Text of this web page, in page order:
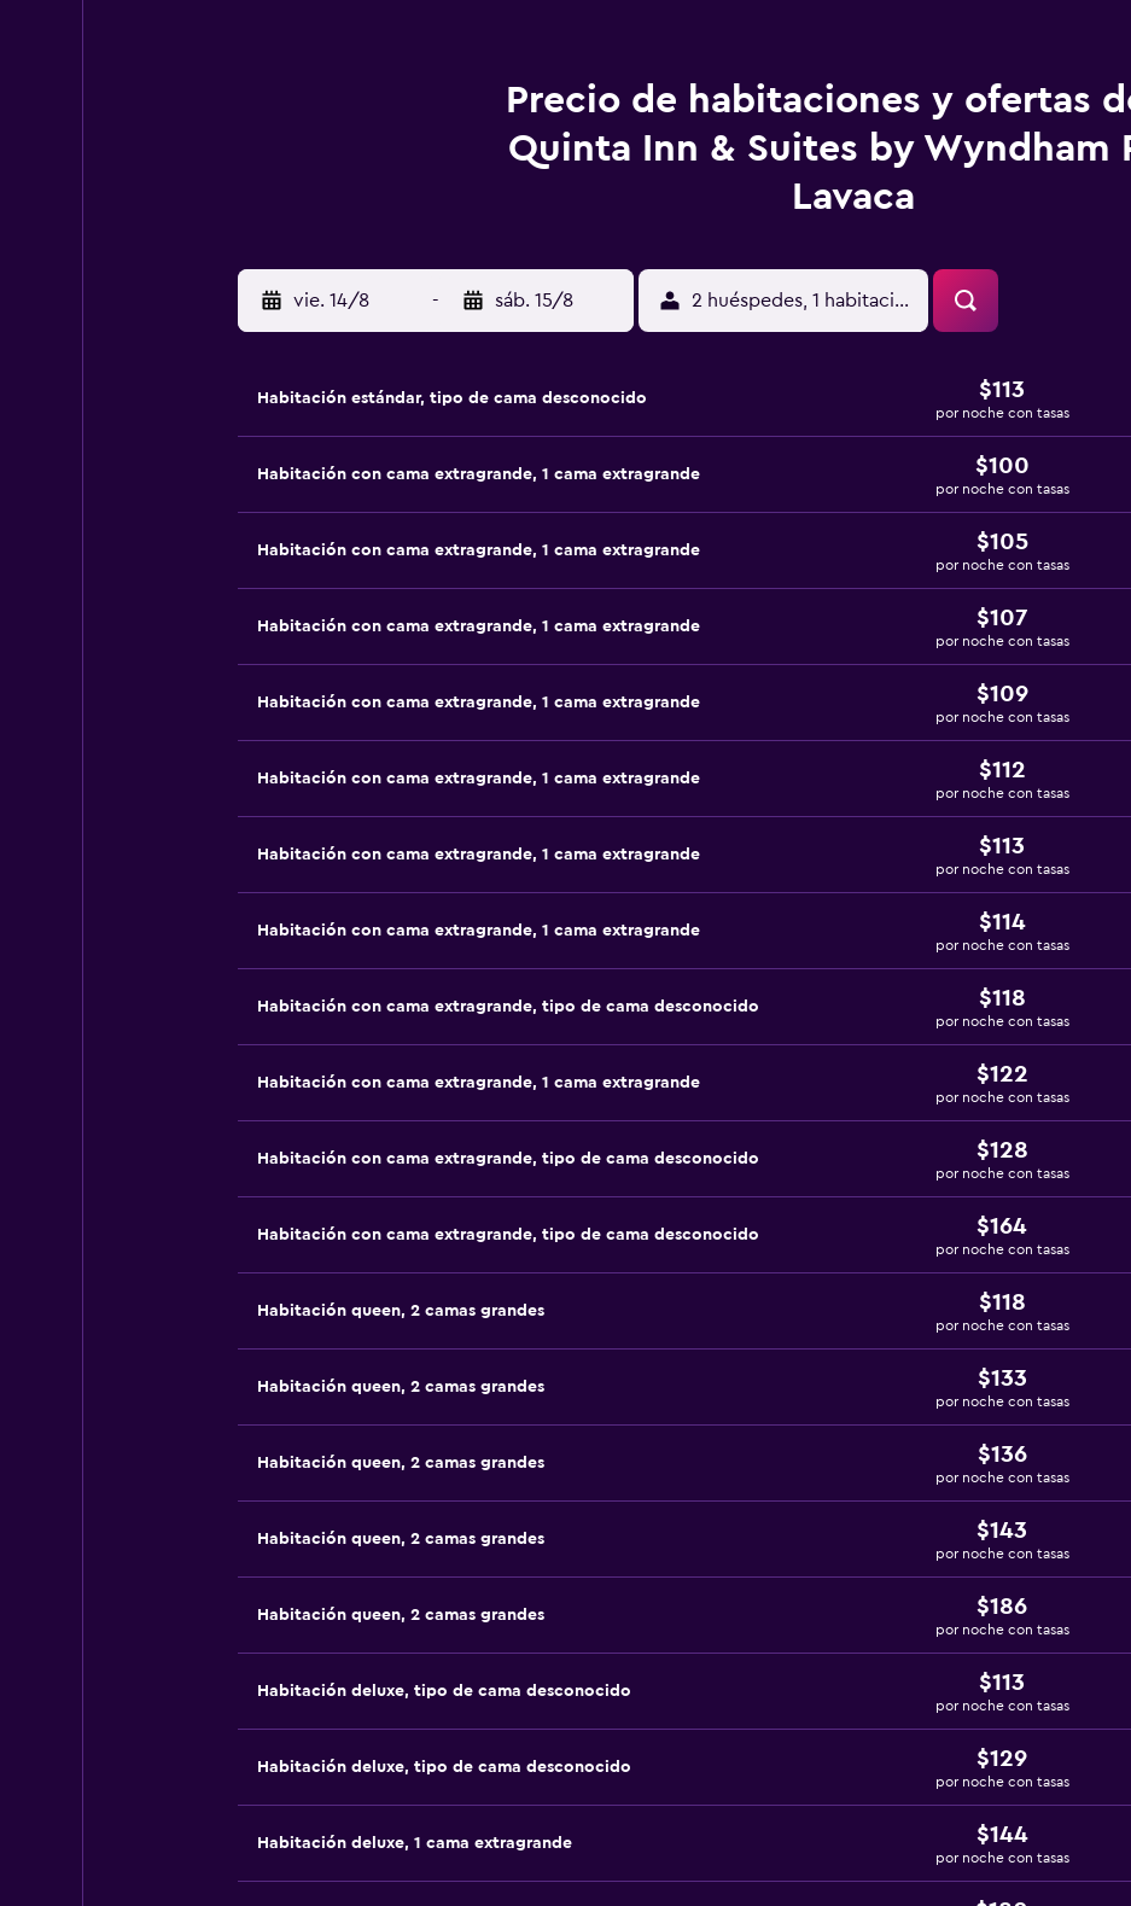
Precio de habitaciones y ofertas
Quinta Inn & Suites by Wyndham
Lavaca
vie. 14/8 - sáb. 15/8 2 huéspedes, 1 habitación
Habitación estándar, tipo de cama desconocido $113
por noche con tasas
Habitación con cama extragrande, 1 cama extragrande $100
por noche con tasas
Habitación con cama extragrande, 1 cama extragrande $105
por noche con tasas
Habitación con cama extragrande, 1 cama extragrande $107
por noche con tasas
Habitación con cama extragrande, 1 cama extragrande $109
por noche con tasas
Habitación con cama extragrande, 1 cama extragrande $112
por noche con tasas
Habitación con cama extragrande, 1 cama extragrande $113
por noche con tasas
Habitación con cama extragrande, 1 cama extragrande $114
por noche con tasas
Habitación con cama extragrande, tipo de cama desconocido $118
por noche con tasas
Habitación con cama extragrande, 1 cama extragrande $122
por noche con tasas
Habitación con cama extragrande, tipo de cama desconocido $128
por noche con tasas
Habitación con cama extragrande, tipo de cama desconocido $164
por noche con tasas
Habitación queen, 2 camas grandes $118
por noche con tasas
Habitación queen, 2 camas grandes $133
por noche con tasas
Habitación queen, 2 camas grandes $136
por noche con tasas
Habitación queen, 2 camas grandes $143
por noche con tasas
Habitación queen, 2 camas grandes $186
por noche con tasas
Habitación deluxe, tipo de cama desconocido $113
por noche con tasas
Habitación deluxe, tipo de cama desconocido $129
por noche con tasas
Habitación deluxe, 1 cama extragrande $144
por noche con tasas